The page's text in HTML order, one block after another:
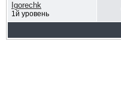
Igorechk
1й уровень